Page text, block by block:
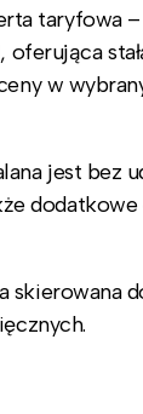
taryfowa
w
jest bez
dodatkowe
skierowana